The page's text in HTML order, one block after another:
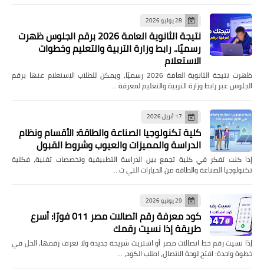
28 يوليو 2026
نتيجة الثانوية العامة 2026 برقم الجلوس ظهرت
رسميًا.. رابط وزارة التربية والتعليم وخطوات
الاستعلام
ظهرت نتيجة الثانوية العامة 2026 رسميًا، ويمكن للطلاب الاستعلام عنها برقم
الجلوس عبر رابط وزارة التربية والتعليم لمعرفة …
17 أبريل 2026
كلية تكنولوجيا الصناعة والطاقة: الأقسام ونظام
الدراسة والمميزات والعيوب وشروط القبول
إذا كنت تفكر في كلية تجمع بين الدراسة التطبيقية وتخصصات تقنية، فكلية
تكنولوجيا الصناعة والطاقة من الخيارات التي ت…
29 يونيو 2026
كود معرفة رقم اتصالات مصر 011 فورًا: أسرع
طريقة إذا نسيت رقمك
إذا نسيت رقم خط اتصالات مصر أو اشتريت شريحة جديدة ولا تعرف رقمها، الحل في
خطوة واحدة: افتح لوحة الاتصال، اطلب الكود، …